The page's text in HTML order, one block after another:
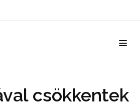
csökkentek